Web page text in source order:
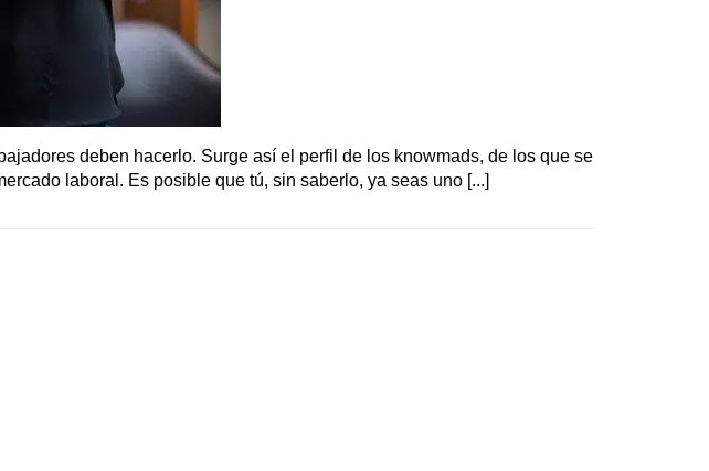
deben hacerlo. Surge así el perfil de los knowmads, de los que se
laboral. Es posible que tú, sin saberlo, ya seas uno [...]